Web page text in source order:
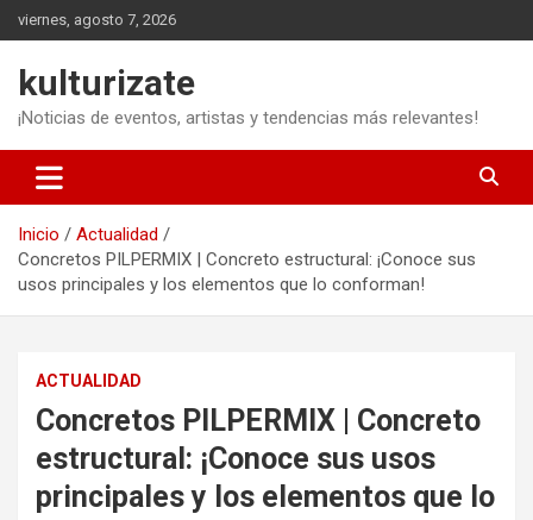
Saltar
al
viernes, agosto 7, 2026
kulturizate
¡Noticias de eventos, artistas y tendencias más relevantes!
Inicio
Actualidad
Concretos PILPERMIX | Concreto estructural: ¡Conoce sus
usos principales y los elementos que lo conforman!
ACTUALIDAD
Concretos PILPERMIX | Concreto
estructural: ¡Conoce sus usos
principales y los elementos que lo